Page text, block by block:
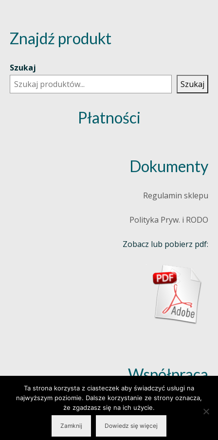
Znajdź produkt
Szukaj
Szukaj
Płatności
Dokumenty
Regulamin sklepu
Polityka Pryw. i RODO
Zobacz lub pobierz pdf:
Współpraca
Dowiedz się więcej (klik)
© 2026 Wylepianki - Made by: www.prosteWWW.pl
Ta strona korzysta z ciasteczek aby świadczyć usługi na
najwyższym poziomie. Dalsze korzystanie ze strony oznacza,
że zgadzasz się na ich użycie.
Zamknij Dowiedz się więcej